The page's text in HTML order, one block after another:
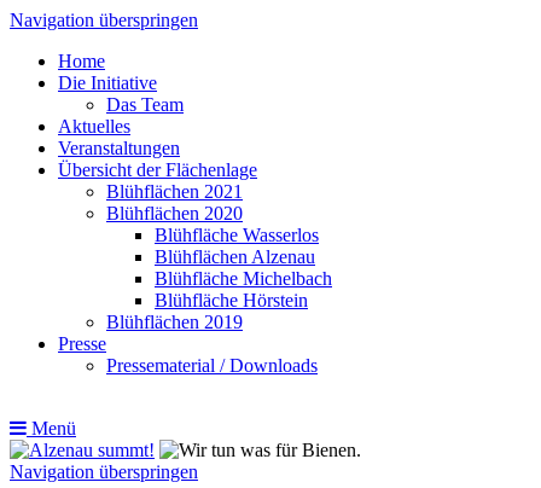
Navigation überspringen
Home
Die Initiative
Das Team
Aktuelles
Veranstaltungen
Übersicht der Flächenlage
Blühflächen 2021
Blühflächen 2020
Blühfläche Wasserlos
Blühflächen Alzenau
Blühfläche Michelbach
Blühfläche Hörstein
Blühflächen 2019
Presse
Pressematerial / Downloads
Menü
Navigation überspringen